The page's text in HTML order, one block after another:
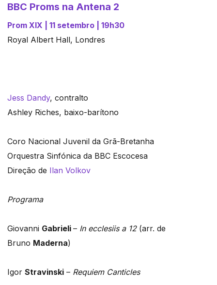
BBC Proms na Antena 2
Prom XIX | 11 setembro | 19h30
Royal Albert Hall, Londres
Jess Dandy, contralto
Ashley Riches, baixo-barítono
Coro Nacional Juvenil da Grã-Bretanha
Orquestra Sinfónica da BBC Escocesa
Direção de Ilan Volkov
Programa
Giovanni Gabrieli – In ecclesiis a 12(arr. de
Bruno Maderna)
Igor Stravinski – Requiem Canticles